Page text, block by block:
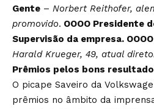
Gente – Norbert Reithofer,
promovido. OOOO Presidente
Supervisão da empresa. OOOO
Harald Krueger, 49, atual
Prêmios pelos bons
O picape Saveiro da
prêmios no âmbito da